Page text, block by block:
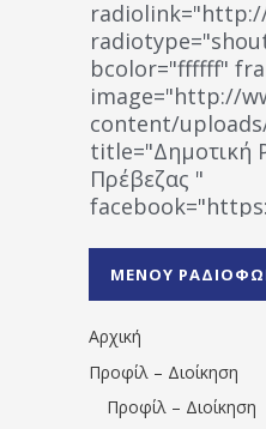
bcolor="ffffff"
image="http://
content/
title="Δημοτική
Πρέβεζας "
ΜΕΝΟΥ
Αρχική
Προφίλ – Διοίκηση
Προφίλ – Διοίκηση